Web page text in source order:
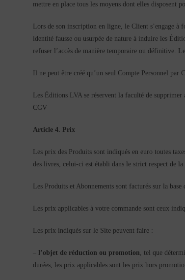
mettre en place tous les moyens dont elles disposent
Lors de son inscription en ligne, le Client s’engage à
identité fausse ou usurpée de nature à induire les
refuser l’accès de manière temporaire ou définitive.
Il ne peut être créé qu’un seul Compte Personnel par
Les Éditions LVA se réservent la faculté de
CGV
Article 4. Prix
Les prix des Produits sont indiqués en euro toutes
des livres, celui-ci est établi dans le strict respect de
Les Produits et Abonnements sont facturés sur la
Les prix applicables à votre commande sont ceux
Les prix indiqués sur le Site peuvent faire :
– l’objet de réduction ou promotion, tel que
durées, les prix applicables sont les prix hors